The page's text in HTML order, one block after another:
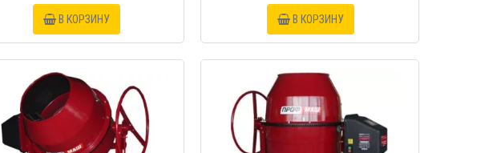
В КОРЗИНУ В КОРЗИНУ
БЫСТРЫЙ ПРОСМОТР БЫСТРЫЙ ПРОСМОТР